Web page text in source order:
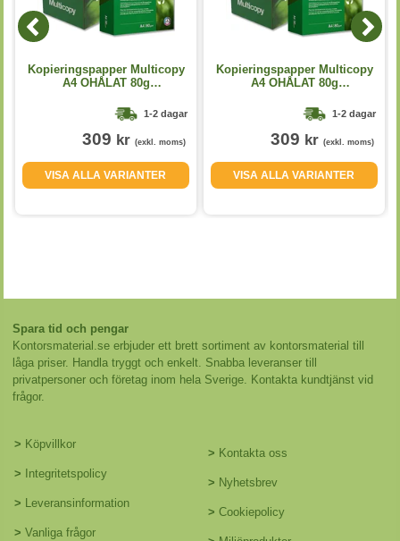
Kopieringspapper Multicopy
A4 OHÅLAT 80g
1-2 dagar
309 kr (exkl. moms)
VISA ALLA VARIANTER
Kopieringspapper Multicopy
A4 OHÅLAT 80g
1-2 dagar
309 kr (exkl. moms)
VISA ALLA VARIANTER
Spara tid och pengar
Kontorsmaterial.se erbjuder ett brett sortiment av kontorsmaterial till
låga priser. Handla tryggt och enkelt. Snabba leveranser till
privatpersoner och företag inom hela Sverige. Kontakta kundtjänst vid
frågor.
> Köpvillkor
> Integritetspolicy
> Leveransinformation
> Vanliga frågor
> Kontakta oss
> Nyhetsbrev
> Cookiepolicy